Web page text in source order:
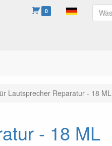
0
Lautsprecher Reparatur - 18 ML
- 18 ML